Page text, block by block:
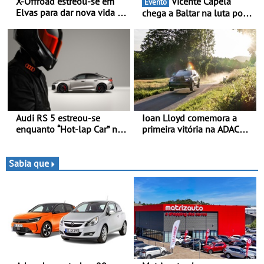
Elvas para dar nova vida às
terreno - Primeira prova do
novo troféu juntou 14
pilotos no Alto Alentejo,
com viaturas T0, T8 e TA
em competição
Evento
chega a Baltar na luta por
Piloto de Beja disputa a 3ª
ronda do RMC Portugal
com ambição renovada de
regressar ao pódio
Audi RS 5 estreou-se
enquanto “Hot-lap Car” no
Ioan Lloyd comemora a
primeira vitória na ADAC
Rally Cup
Sabia que